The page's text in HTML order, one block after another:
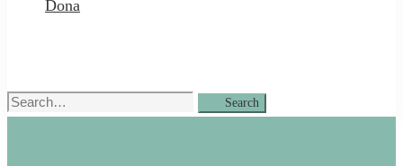
Dona
Search
Search